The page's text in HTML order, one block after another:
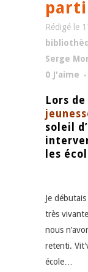
Rédigé le
Serge
0 J'aime
Lors
soleil
les
Je
très
nous
retenti.
école…